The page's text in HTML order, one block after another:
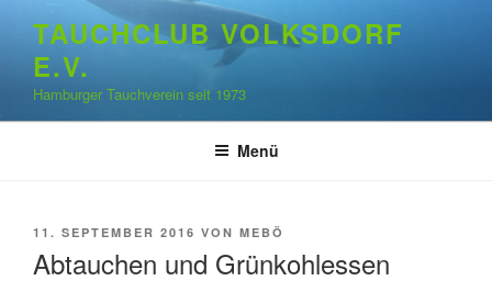
springen
TAUCHCLUB VOLKSDORF
E.V.
Hamburger Tauchverein seit 1973
Menü
VERÖFFENTLICHT
11. SEPTEMBER 2016 VON MEBÖ
Abtauchen und Grünkohlessen